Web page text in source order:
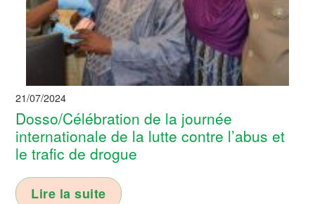
21/07/2024
Dosso/Célébration de la journée
internationale de la lutte contre l’abus et
le trafic de drogue
Lire la suite